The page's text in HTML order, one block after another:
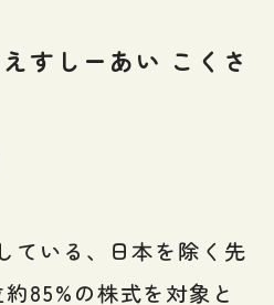
すしーあい こくさ
ている、日本を除く先
85%の株式を対象と